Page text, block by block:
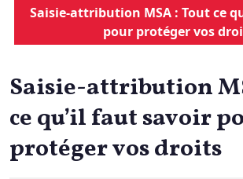
Saisie-attribution MSA : Tout ce
pour protéger vos
Saisie-attribution
ce qu’il faut savoir
protéger vos droits